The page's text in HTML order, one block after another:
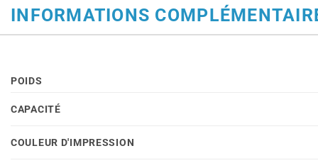
INFORMATIONS
POIDS
CAPACITÉ
COULEUR D'IMPRESSION